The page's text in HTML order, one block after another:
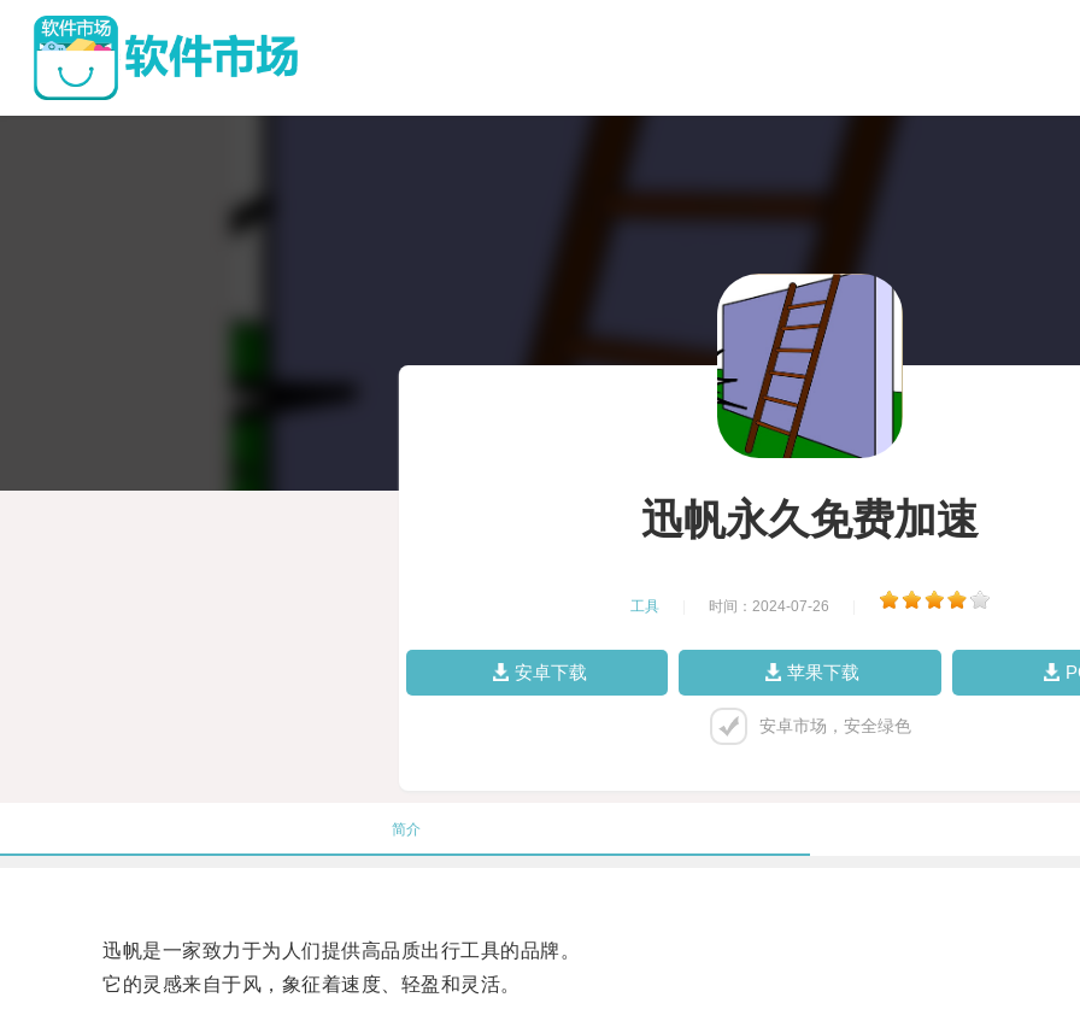
迅帆永久免费加速
工具 时间：2024-07-26
安卓下载 苹果下载
安卓市场，安全绿色
简介
迅帆是一家致力于为人们提供高品质出行工具的品牌。
它的灵感来自于风，象征着速度、轻盈和灵活。